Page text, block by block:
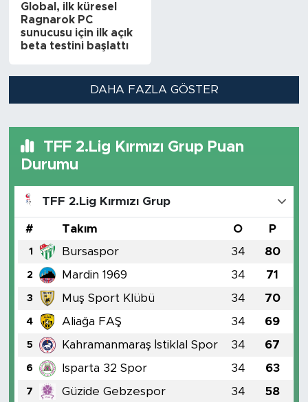
Global, ilk küresel
Ragnarok PC
sunucusu için ilk açık
beta testini başlattı
DAHA FAZLA GÖSTER
TFF 2.Lig Kırmızı Grup Puan
Durumu
TFF 2.Lig Kırmızı Grup
# Takım O P
1 Bursaspor 34 80
2 Mardin 1969 34 71
3 Muş Sport Klübü 34 70
4 Aliağa FAŞ 34 69
5 Kahramanmaraş İstiklal Spor 34 67
6 Isparta 32 Spor 34 63
7 Güzide Gebzespor 34 58